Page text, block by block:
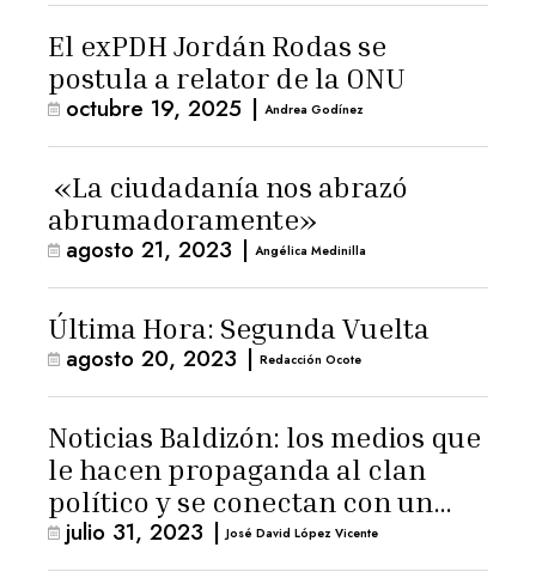
El exPDH Jordán Rodas se
postula a relator de la ONU
octubre 19, 2025 | Andrea Godínez
«La ciudadanía nos abrazó
abrumadoramente»
agosto 21, 2023 | Angélica Medinilla
Última Hora: Segunda Vuelta
agosto 20, 2023 | Redacción Ocote
Noticias Baldizón: los medios que
le hacen propaganda al clan
político y se conectan con un
hombre de confianza de
Giammattei
julio 31, 2023 | José David López Vicente